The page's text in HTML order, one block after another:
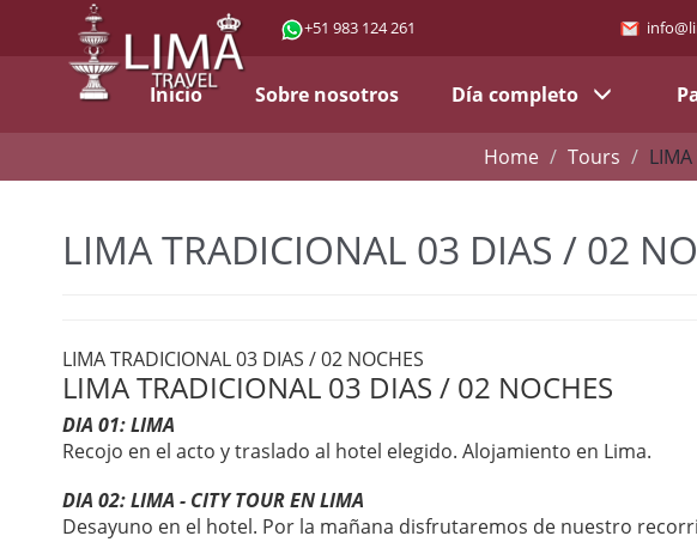
+51 983 124 261
Inicio Sobre nosotros Día completo
Home Tours
LIMA TRADICIONAL 03 DIAS / 02
LIMA TRADICIONAL 03 DIAS / 02 NOCHES
LIMA TRADICIONAL 03 DIAS / 02 NOCHES
DIA 01: LIMA
Recojo en el acto y traslado al hotel elegido. Alojamiento en Lima.
DIA 02: LIMA - CITY TOUR EN LIMA
Desayuno en el hotel. Por la mañana disfrutaremos de nuestro